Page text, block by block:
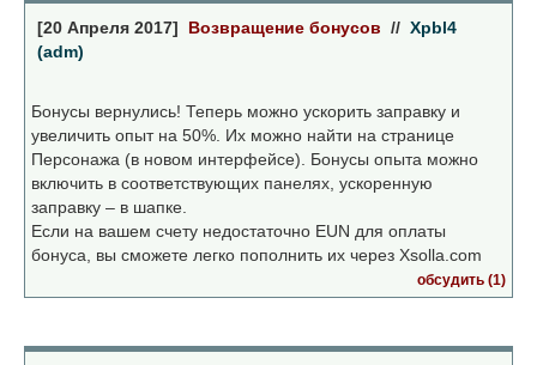
[20 Апреля 2017] Возвращение бонусов // Xpbl4
(adm)
Бонусы вернулись! Теперь можно ускорить заправку и
увеличить опыт на 50%. Их можно найти на странице
Персонажа (в новом интерфейсе). Бонусы опыта можно
включить в соответствующих панелях, ускоренную
заправку – в шапке.
Если на вашем счету недостаточно EUN для оплаты
бонуса, вы сможете легко пополнить их через Xsolla.com
обсудить (1)